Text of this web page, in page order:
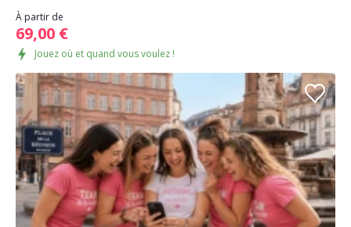
À partir de
69,00 €
Jouez où et quand vous voulez !